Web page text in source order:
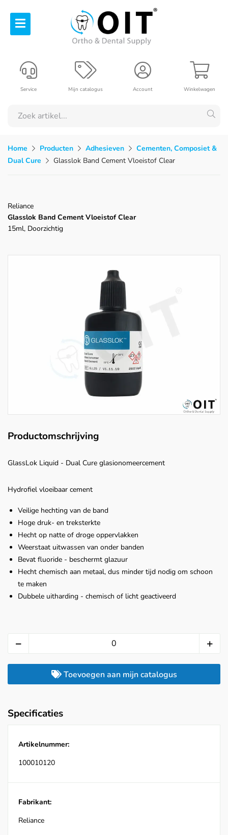
Winkelwagen
Account
Mijn catalogus
Service
Home Producten Adhesieven
Cementen, Composiet &
Dual Cure
Glasslok Band Cement Vloeistof Clear
Reliance
Glasslok Band Cement Vloeistof Clear
15ml, Doorzichtig
Productomschrijving
GlassLok Liquid - Dual Cure glasionomeercement
Hydrofiel vloeibaar cement
Veilige hechting van de band
Hoge druk- en treksterkte
Hecht op natte of droge oppervlakken
Weerstaat uitwassen van onder banden
Bevat fluoride - beschermt glazuur
Hecht chemisch aan metaal, dus minder tijd nodig om schoon
te maken
Dubbele uitharding - chemisch of licht geactiveerd
Toevoegen aan mijn catalogus
Specificaties
Artikelnummer:
100010120
Fabrikant:
Reliance